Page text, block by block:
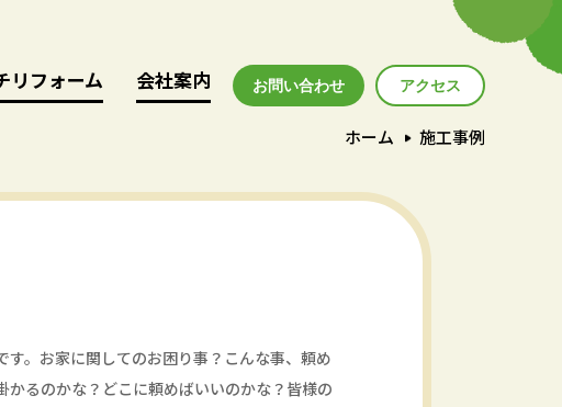
リフォーム
リフォーム 会社案内
会社案内 お問い合わせ アクセス
アクセス
ホーム 施工事例
。お家に関してのお困り事？こんな事、頼め
かるのかな？どこに頼めばいいのかな？皆様の